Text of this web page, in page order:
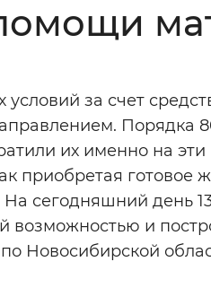
Монохромный
Включены
:
настройки
за счет
Порядка
их именно на
приобретая готовое
На сегодняшний день
возможностью и
Новосибирской